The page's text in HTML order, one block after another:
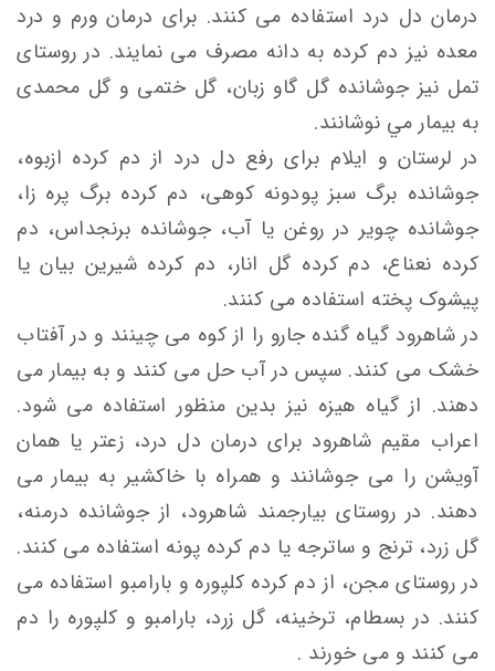
درمان دل درد استفاده می کنند. برای درمان ورم و درد
معده نیز دم کرده به دانه مصرف می نمایند. در روستای
تمل نيز جوشانده گل گاو زبان، گل ختمی و گل محمدی
به بيمار مي نوشانند.
در لرستان و ایلام برای رفع دل درد از دم کرده ازبوه،
جوشانده برگ سبز پودونه کوهی، دم کرده برگ پره زا،
جوشانده چویر در روغن یا آب، جوشانده برنجداس، دم
کرده نعناع، دم کرده گل انار، دم کرده شیرین بیان یا
پیشوک پخته استفاده می کنند.
در شاهرود گیاه گنده جارو را از کوه می چینند و در آفتاب
خشک می کنند. سپس در آب حل می کنند و به بیمار می
دهند. از گیاه هیزه نیز بدین منظور استفاده می شود.
اعراب مقیم شاهرود برای درمان دل درد، زعتر یا همان
آویشن را می جوشانند و همراه با خاکشیر به بیمار می
دهند. در روستای بیارجمند شاهرود، از جوشانده درمنه،
گل زرد، ترنج و ساترجه یا دم کرده پونه استفاده می کنند.
در روستای مجن، از دم کرده كلپوره و بارامبو استفاده می
كنند. در بسطام، ترخینه، گل زرد، بارامبو و كلپوره را دم
می کنند و می خورند .